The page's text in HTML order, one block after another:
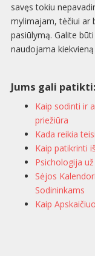
savęs tokiu
mylimajam, tėčiui ar
pasiūlymą. Galite
naudojama kiekvieną
Jums gali patikti:
Kaip sodinti ir
priežiūra
Kada reikia
Kaip patikrinti
Psichologija
Sėjos
Sodininkams
Kaip